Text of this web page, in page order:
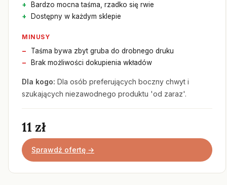
Bardzo mocna taśma, rzadko się rwie
Dostępny w każdym sklepie
MINUSY
Taśma bywa zbyt gruba do drobnego druku
Brak możliwości dokupienia wkładów
Dla kogo: Dla osób preferujących boczny chwyt i
szukających niezawodnego produktu 'od zaraz'.
11 zł
Sprawdź ofertę →